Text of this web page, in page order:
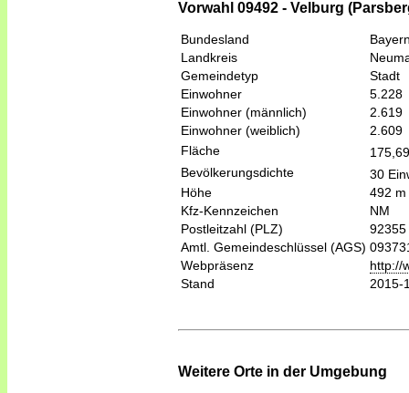
Vorwahl 09492 - Velburg
Bundesland
Landkreis
Gemeindetyp
Stadt
Einwohner
5.228
Einwohner (männlich)
2.619
Einwohner (weiblich)
2.609
Fläche
Bevölkerungsdichte
30
Höhe
492 m
Kfz-Kennzeichen
NM
Postleitzahl (PLZ)
92355
Amtl. Gemeindeschlüssel (AGS)
Webpräsenz
http://
Stand
2015-
Weitere Orte in der Umgebung